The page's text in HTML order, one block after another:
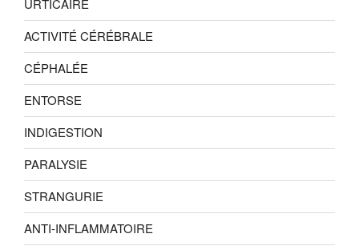
URTICAIRE
ACTIVITÉ CÉRÉBRALE
CÉPHALÉE
ENTORSE
INDIGESTION
PARALYSIE
STRANGURIE
ANTI-INFLAMMATOIRE